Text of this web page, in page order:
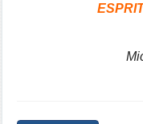
ESPRIT de
Micheline